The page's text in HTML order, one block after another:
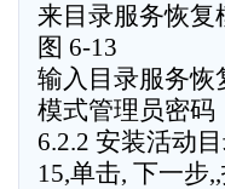
来目录服务恢复
图 6-13
输入目录服务恢
模式管理员密码
6.2.2 安装活动目
15,单击, 下一步